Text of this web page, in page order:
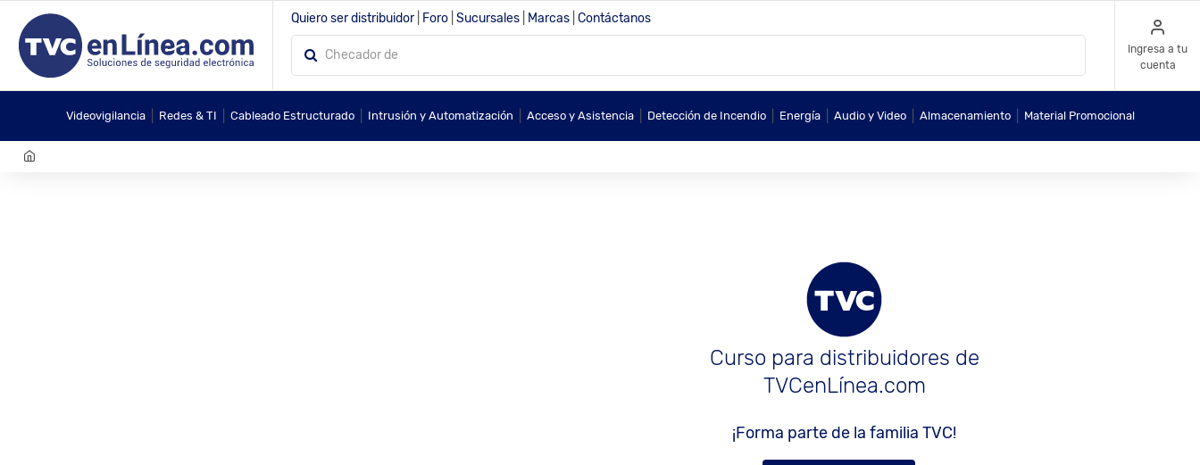
Quiero ser distribuidor Foro Sucursales Marcas Contáctanos
Ingresa a tu
cuenta
Videovigilancia Redes & TI Cableado Estructurado Intrusión y Automatización Acceso y Asistencia Detección de Incendio Energía Audio y Video Almacenamiento Material Promocional
Curso para distribuidores de
TVCenLínea.com
¡Forma parte de la familia TVC!